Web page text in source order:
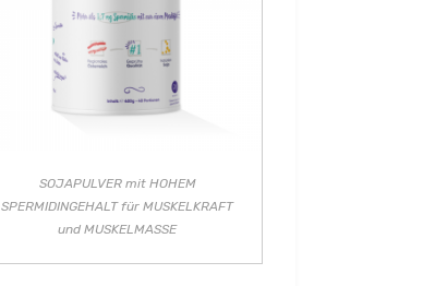
SOJAPULVER mit HOHEM
SPERMIDINGEHALT für MUSKELKRAFT
und MUSKELMASSE